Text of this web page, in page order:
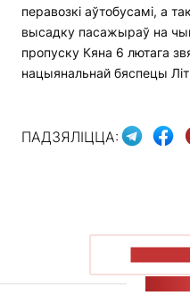
перавозкі аўтобусамі, а
высадку пасажыраў на
пропуску Кяна 6 лютага
нацыянальнай бяспецы
ПАДЗЯЛІЦЦА: